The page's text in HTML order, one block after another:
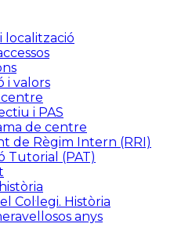
localització
i valors
i PAS
de centre
de Règim Intern (RRI)
Tutorial (PAT)
Col·legi. Història
anys